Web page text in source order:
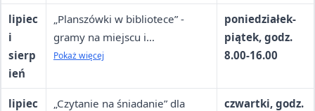
lipiec
i
sierp
ień
„Planszówki w bibliotece” -
gramy na miejscu i
wypożyczamy do domu 🎲
Pokaż więcej
poniedziałek-
piątek, godz.
8.00-16.00
lipiec
„Czytanie na śniadanie” dla
czwartki, godz.